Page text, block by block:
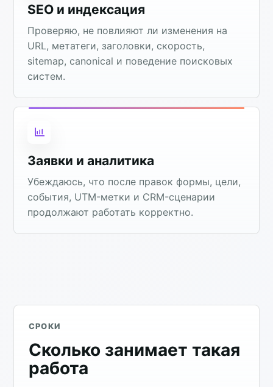
SEO и индексация
Проверяю, не повлияют ли изменения на
URL, метатеги, заголовки, скорость,
sitemap, canonical и поведение поисковых
систем.
Заявки и аналитика
Убеждаюсь, что после правок формы, цели,
события, UTM-метки и CRM-сценарии
продолжают работать корректно.
СРОКИ
Сколько занимает такая
работа